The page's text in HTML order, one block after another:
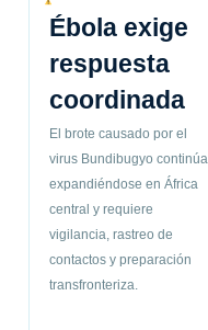
Ébola exige
respuesta
coordinada
El brote causado por el
virus Bundibugyo continúa
expandiéndose en África
central y requiere
vigilancia, rastreo de
contactos y preparación
transfronteriza.